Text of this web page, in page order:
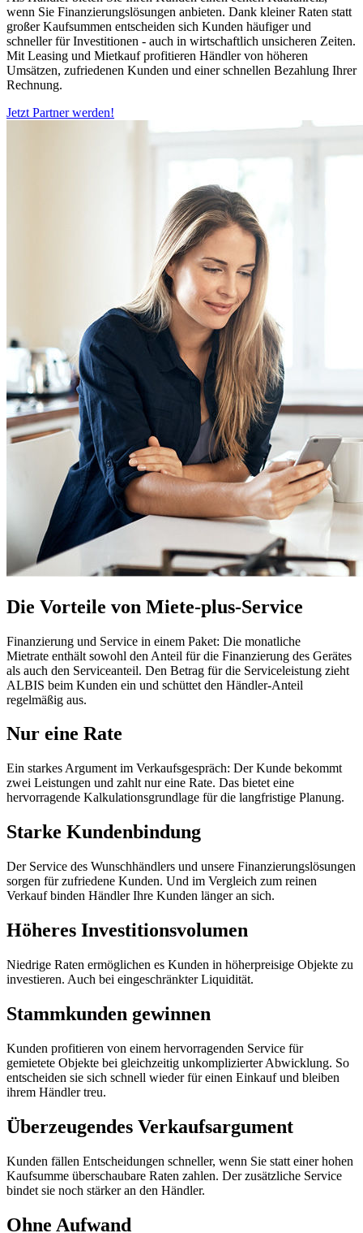
wenn Sie Finanzierungslösungen anbieten. Dank kleiner Raten statt
großer Kaufsummen entscheiden sich Kunden häufiger und
schneller für Investitionen - auch in wirtschaftlich unsicheren Zeiten.
Mit Leasing und Mietkauf profitieren Händler von höheren
Umsätzen, zufriedenen Kunden und einer schnellen Bezahlung Ihrer
Rechnung.
Jetzt Partner werden!
Die Vorteile von Miete-plus-Service
Finanzierung und Service in einem Paket: Die monatliche
Mietrate enthält sowohl den Anteil für die Finanzierung des Gerätes
als auch den Serviceanteil. Den Betrag für die Serviceleistung zieht
ALBIS beim Kunden ein und schüttet den Händler-Anteil
regelmäßig aus.
Nur eine Rate
Ein starkes Argument im Verkaufsgespräch: Der Kunde bekommt
zwei Leistungen und zahlt nur eine Rate. Das bietet eine
hervorragende Kalkulationsgrundlage für die langfristige Planung.
Starke Kundenbindung
Der Service des Wunschhändlers und unsere Finanzierungslösungen
sorgen für zufriedene Kunden. Und im Vergleich zum reinen
Verkauf binden Händler Ihre Kunden länger an sich.
Höheres Investitionsvolumen
Niedrige Raten ermöglichen es Kunden in höherpreisige Objekte zu
investieren. Auch bei eingeschränkter Liquidität.
Stammkunden gewinnen
Kunden profitieren von einem hervorragenden Service für
gemietete Objekte bei gleichzeitig unkomplizierter Abwicklung. So
entscheiden sie sich schnell wieder für einen Einkauf und bleiben
ihrem Händler treu.
Überzeugendes Verkaufsargument
Kunden fällen Entscheidungen schneller, wenn Sie statt einer hohen
Kaufsumme überschaubare Raten zahlen. Der zusätzliche Service
bindet sie noch stärker an den Händler.
Ohne Aufwand